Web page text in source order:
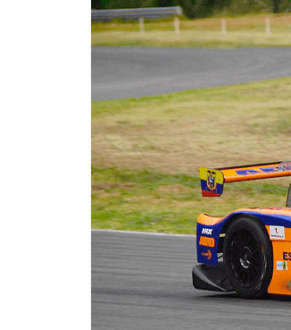
Movilidad Varios
GM reafirma su
compromiso con movilidad
más segura y conectada